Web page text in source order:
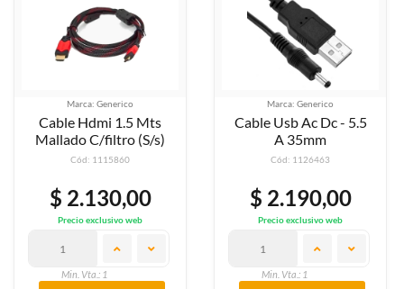
Marca: Generico
Cable Hdmi 1.5 Mts
Mallado C/filtro (S/s)
Cód: 1115860
$ 2.130,00
Precio exclusivo web
Min. Vta.: 1
Marca: Generico
Cable Usb Ac Dc - 5.5
A 35mm
Cód: 1126463
$ 2.190,00
Precio exclusivo web
Min. Vta.: 1